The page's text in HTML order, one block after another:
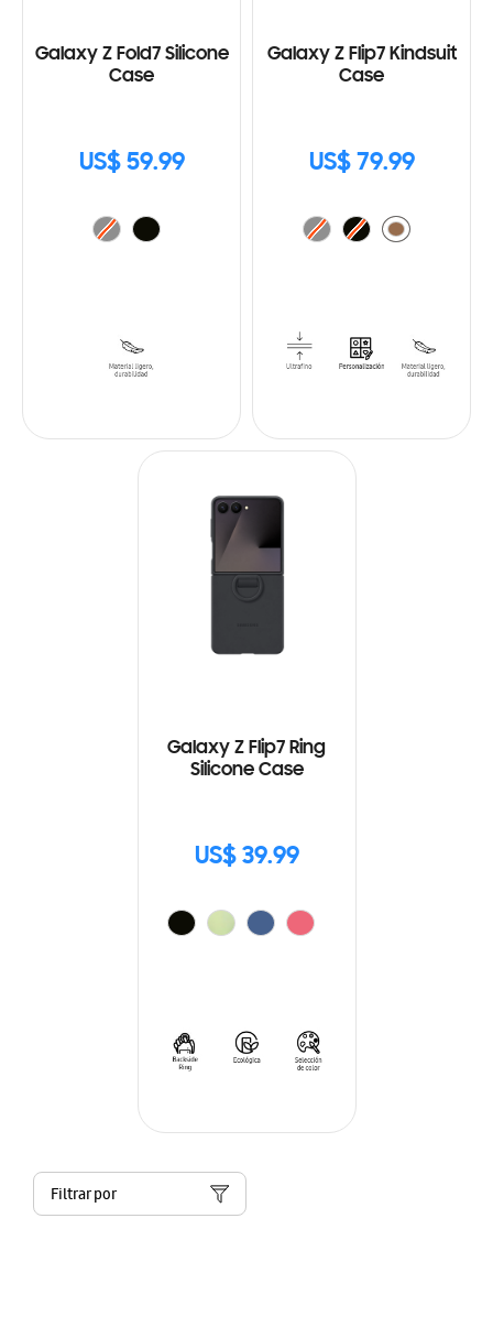
Galaxy Z Fold7 Silicone
Case
US$ 59.99
Galaxy Z Flip7 Kindsuit
Case
US$ 79.99
Galaxy Z Flip7 Ring
Silicone Case
US$ 39.99
Filtrar por